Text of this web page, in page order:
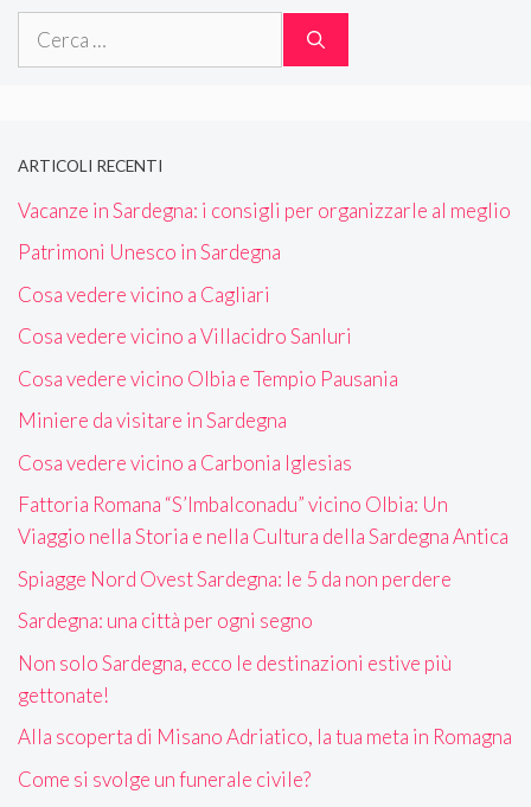
Ricerca
ARTICOLI RECENTI
Vacanze in Sardegna: i consigli per organizzarle al meglio
Patrimoni Unesco in Sardegna
Cosa vedere vicino a Cagliari
Cosa vedere vicino a Villacidro Sanluri
Cosa vedere vicino Olbia e Tempio Pausania
Miniere da visitare in Sardegna
Cosa vedere vicino a Carbonia Iglesias
Fattoria Romana “S’Imbalconadu” vicino Olbia: Un
Viaggio nella Storia e nella Cultura della Sardegna Antica
Spiagge Nord Ovest Sardegna: le 5 da non perdere
Sardegna: una città per ogni segno
Non solo Sardegna, ecco le destinazioni estive più
gettonate!
Alla scoperta di Misano Adriatico, la tua meta in Romagna
Come si svolge un funerale civile?